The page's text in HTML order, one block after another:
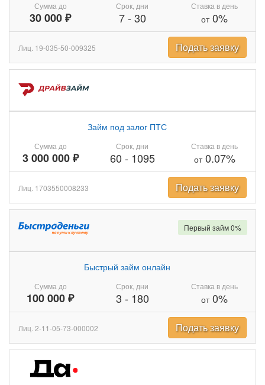
Сумма до
30 000 ₽
Срок, дни
7- 30
Ставка в день
от0%
Лиц. 19-035-50-009325 Подать заявку
Сумма до
3 000 000 ₽
Займ под залог ПТС
Срок, дни
60 - 1095
Ставка в день
от0.07%
Лиц. 1703550008233 Подать заявку
Сумма до
100 000 ₽
Быстрый займ онлайн
Срок, дни
3 - 180
Ставка в день
от0%
Первый займ 0%
Лиц. 2-11-05-73-000002 Подать заявку